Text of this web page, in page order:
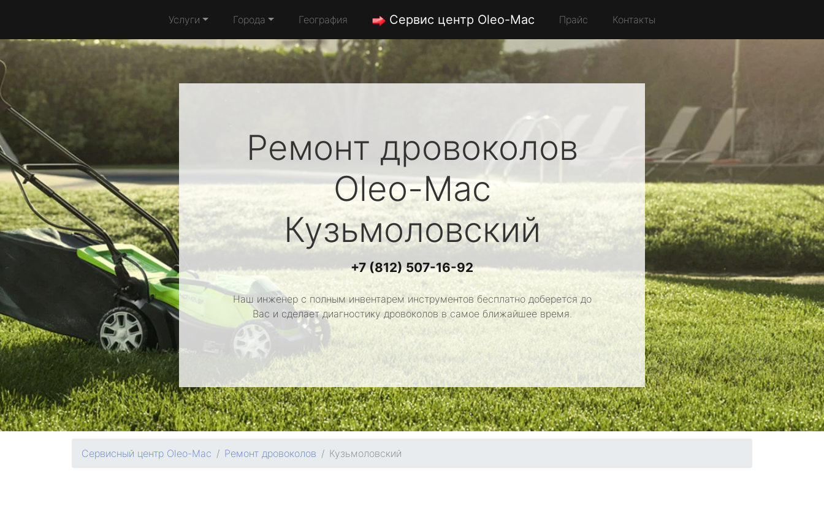
Услуги Города География Сервис центр Oleo-Mac Прайс Контакты
Ремонт дровоколов
Oleo-Mac
Кузьмоловский
+7 (812) 507-16-92
Наш инженер с полным инвентарем инструментов бесплатно доберется до
Вас и сделает диагностику дровоколов в самое ближайшее время.
Сервисный центр Oleo-Mac Ремонт дровоколов Кузьмоловский